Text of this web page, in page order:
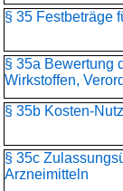
§ 35 Festbeträge
§ 35a Bewertung
Wirkstoffen,
§ 35b Kosten-
§ 35c
Arzneimitteln